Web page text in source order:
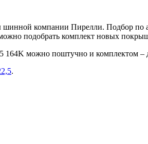
компании Пирелли. Подбор по
подобрать комплект новых
164K можно поштучно и
.